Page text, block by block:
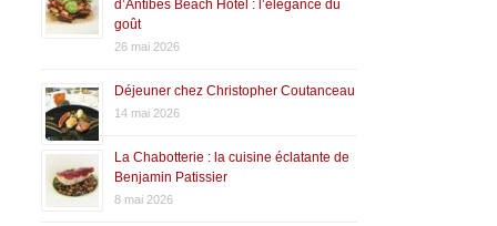
d’Antibes Beach Hôtel : l’élégance du
goût
26 mai 2026
Déjeuner chez Christopher Coutanceau
14 mai 2026
La Chabotterie : la cuisine éclatante de
Benjamin Patissier
8 mai 2026